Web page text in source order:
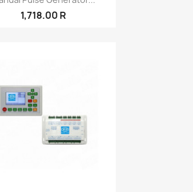
1,718.00 R